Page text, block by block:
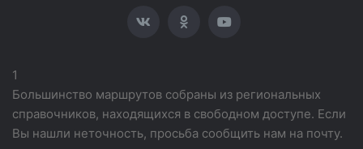
1
Большинство маршрутов собраны из региональных
справочников, находящихся в свободном доступе. Если
Вы нашли неточность, просьба сообщить нам на почту.